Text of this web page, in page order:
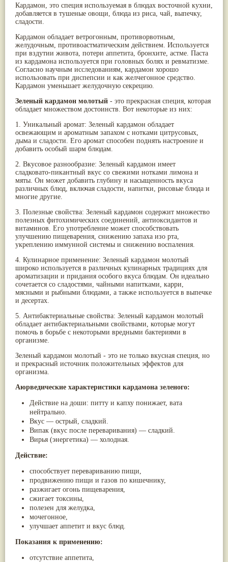
Кардамон, это специя используемая в блюдах восточной кухни,
добавляется в тушеные овощи, блюда из риса, чай, выпечку,
сладости.
Кардамон обладает ветрогонным, противорвотным,
желудочным, противоастматическим действием. Используется
при вздутии живота, потери аппетита, бронхите, астме. Паста
из кардамона используется при головных болях и ревматизме.
Согласно научным исследованиям, кардамон хорошо
использовать при диспепсии и как желчегонное средство.
Кардамон уменьшает желудочную секрецию.
Зеленый кардамон молотый - это прекрасная специя, которая
обладает множеством достоинств. Вот некоторые из них:
1. Уникальный аромат: Зеленый кардамон обладает
освежающим и ароматным запахом с нотками цитрусовых,
дыма и сладости. Его аромат способен поднять настроение и
добавить особый шарм блюдам.
2. Вкусовое разнообразие: Зеленый кардамон имеет
сладковато-пикантный вкус со свежими нотками лимона и
мяты. Он может добавить глубину и насыщенность вкуса
различных блюд, включая сладости, напитки, рисовые блюда и
многие другие.
3. Полезные свойства: Зеленый кардамон содержит множество
полезных фитохимических соединений, антиоксидантов и
витаминов. Его употребление может способствовать
улучшению пищеварения, снижению запаха изо рта,
укреплению иммунной системы и снижению воспаления.
4. Кулинарное применение: Зеленый кардамон молотый
широко используется в различных кулинарных традициях для
ароматизации и придания особого вкуса блюдам. Он идеально
сочетается со сладостями, чайными напитками, карри,
мясными и рыбными блюдами, а также используется в выпечке
и десертах.
5. Антибактериальные свойства: Зеленый кардамон молотый
обладает антибактериальными свойствами, которые могут
помочь в борьбе с некоторыми вредными бактериями в
организме.
Зеленый кардамон молотый - это не только вкусная специя, но
и прекрасный источник положительных эффектов для
организма.
Аюрведические характеристики кардамона зеленого:
Действие на доши: питту и капху понижает, вата
нейтрально.
Вкус — острый, сладкий.
Випак (вкус после переваривания) — сладкий.
Вирья (энергетика) — холодная.
Действие:
способствует перевариванию пищи,
продвижению пищи и газов по кишечнику,
разжигает огонь пищеварения,
сжигает токсины,
полезен для желудка,
мочегонное,
улучшает аппетит и вкус блюд.
Показания к применению:
отсутствие аппетита,
Паслён черный (13)
Ипомея(12)
Коричник цейлонский
(12)
Розовая соль
(12)
Сверция(12)
Виноград(11)
Каменная соль(11)
Коровье молоко(11)
Мукуна жгучая(11)
(11)
Патала(11)
Соссюрея/кушта(11)
Турпет(11)
Алойное дерево(10)
Асафетида(10)
Пармелия(10)
Тмин обыкновенный(10)
Ашока(9)
Вишня гималайская(9)
Данти (9)
Мурва
Птерокарпус мешковидный
Юстиция сосудистая/Васака(9)
Жасмин(8)
Каранджа(8)
Кутаки(8)
Мята(8)
(8)
more...